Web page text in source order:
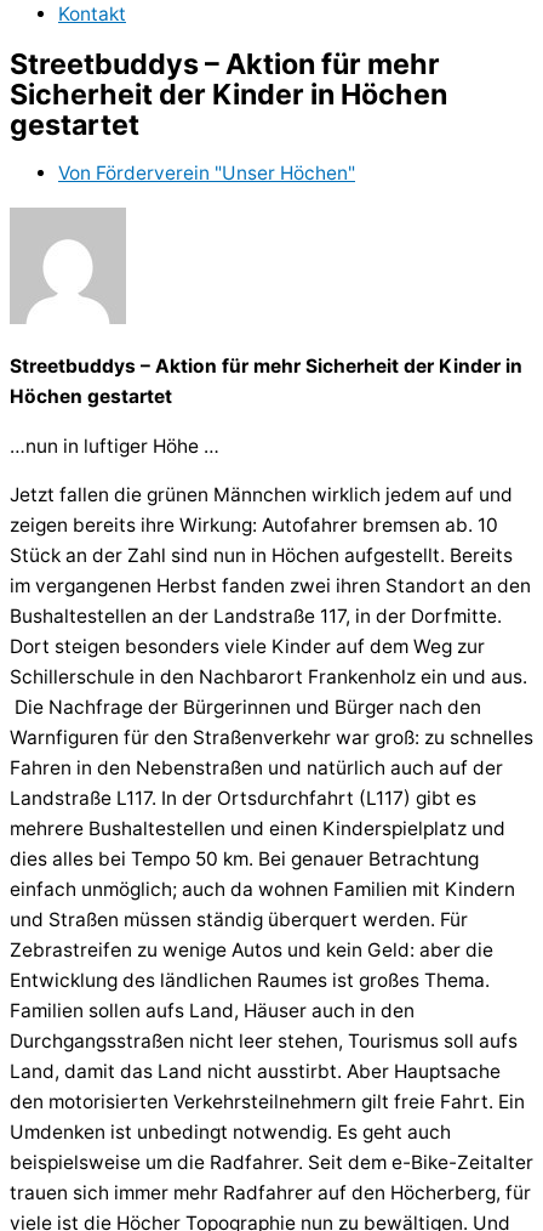
Kontakt
Streetbuddys – Aktion für mehr
Sicherheit der Kinder in Höchen
gestartet
Von Förderverein "Unser Höchen"
Streetbuddys – Aktion für mehr Sicherheit der Kinder in
Höchen gestartet
…nun in luftiger Höhe …
Jetzt fallen die grünen Männchen wirklich jedem auf und
zeigen bereits ihre Wirkung: Autofahrer bremsen ab. 10
Stück an der Zahl sind nun in Höchen aufgestellt. Bereits
im vergangenen Herbst fanden zwei ihren Standort an den
Bushaltestellen an der Landstraße 117, in der Dorfmitte.
Dort steigen besonders viele Kinder auf dem Weg zur
Schillerschule in den Nachbarort Frankenholz ein und aus.
Die Nachfrage der Bürgerinnen und Bürger nach den
Warnfiguren für den Straßenverkehr war groß: zu schnelles
Fahren in den Nebenstraßen und natürlich auch auf der
Landstraße L117. In der Ortsdurchfahrt (L117) gibt es
mehrere Bushaltestellen und einen Kinderspielplatz und
dies alles bei Tempo 50 km. Bei genauer Betrachtung
einfach unmöglich; auch da wohnen Familien mit Kindern
und Straßen müssen ständig überquert werden. Für
Zebrastreifen zu wenige Autos und kein Geld: aber die
Entwicklung des ländlichen Raumes ist großes Thema.
Familien sollen aufs Land, Häuser auch in den
Durchgangsstraßen nicht leer stehen, Tourismus soll aufs
Land, damit das Land nicht ausstirbt. Aber Hauptsache
den motorisierten Verkehrsteilnehmern gilt freie Fahrt. Ein
Umdenken ist unbedingt notwendig. Es geht auch
beispielsweise um die Radfahrer. Seit dem e-Bike-Zeitalter
trauen sich immer mehr Radfahrer auf den Höcherberg, für
viele ist die Höcher Topographie nun zu bewältigen. Und